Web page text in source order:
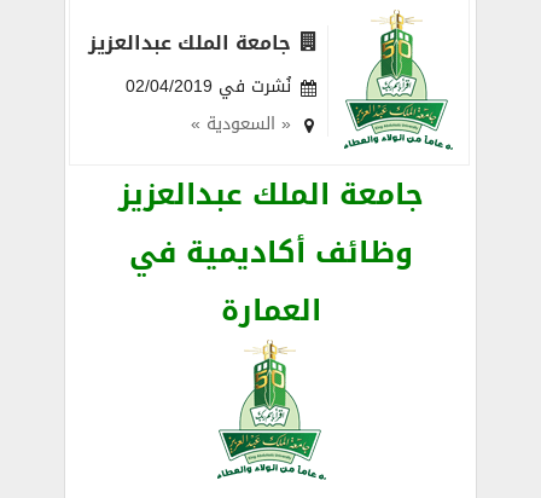
جامعة الملك عبدالعزيز
نُشرت في 02/04/2019
« السعودية »
جامعة الملك عبدالعزيز
وظائف أكاديمية في
العمارة